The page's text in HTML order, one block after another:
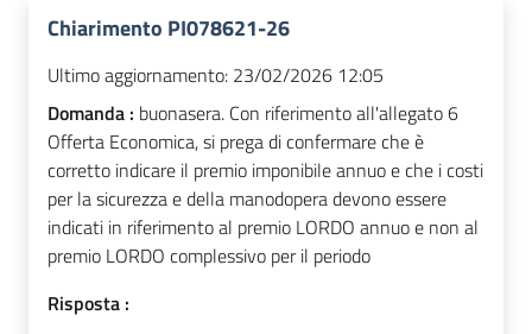
Chiarimento PI078621-26
Ultimo aggiornamento: 23/02/2026 12:05
Domanda : buonasera. Con riferimento all'allegato 6
Offerta Economica, si prega di confermare che è
corretto indicare il premio imponibile annuo e che i costi
per la sicurezza e della manodopera devono essere
indicati in riferimento al premio LORDO annuo e non al
premio LORDO complessivo per il periodo
Risposta :